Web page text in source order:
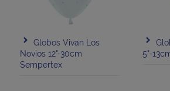
Globos Vivan Los
Novios 12"-30cm
Sempertex
5"-